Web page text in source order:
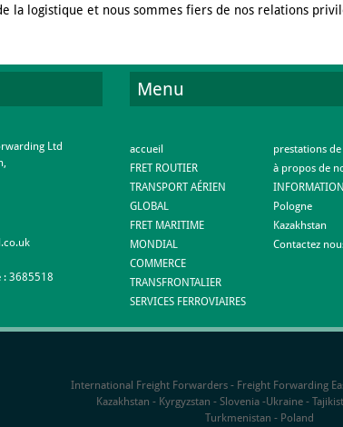
la logistique et nous sommes fiers de nos relations
Ltd
: 3685518
Menu
accueil
FRET ROUTIER
TRANSPORT AÉRIEN
GLOBAL
FRET MARITIME
MONDIAL
COMMERCE
TRANSFRONTALIER
SERVICES FERROVIAIRES
prestations
à propos de
INFORMATION
Pologne
Kazakhstan
Contactez
International Freight Forwarders - Freight Forwarding
Kazakhstan - Kyrgyzstan - Slovenia -Ukraine -
Turkmenistan - Poland